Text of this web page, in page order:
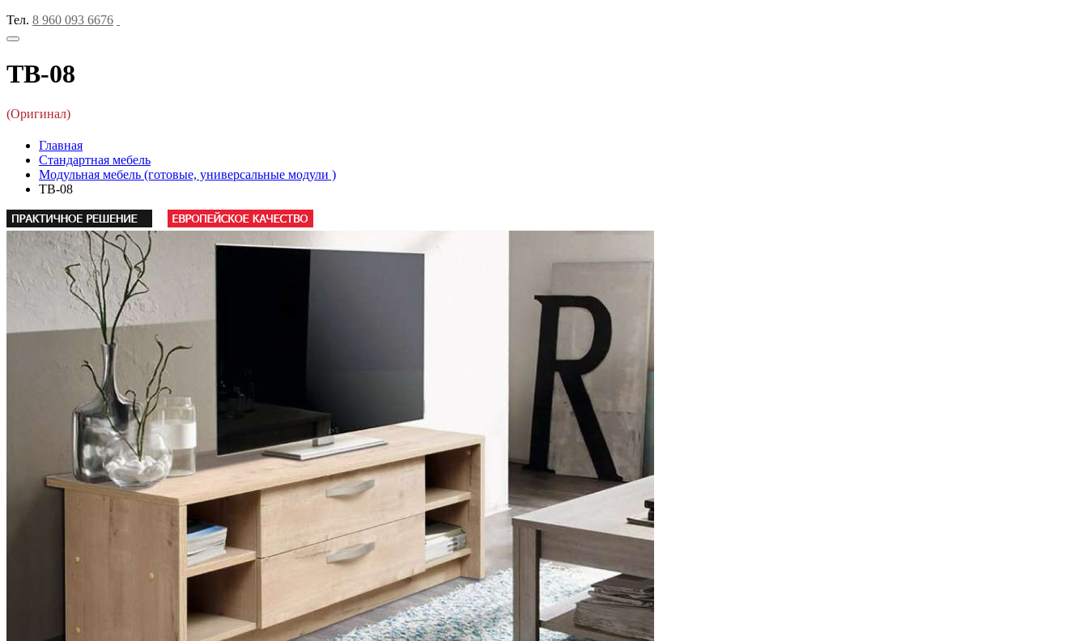
Тел. 8 960 093 6676
ТВ-08
(Оригинал)
Главная
Стандартная мебель
Модульная мебель (готовые, универсальные модули )
ТВ-08